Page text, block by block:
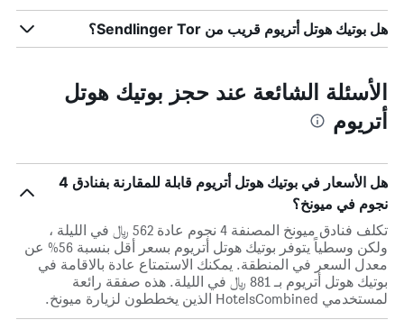
هل بوتيك هوتل أتريوم قريب من Sendlinger Tor؟
الأسئلة الشائعة عند حجز بوتيك هوتل
أتريوم
هل الأسعار في بوتيك هوتل أتريوم قابلة للمقارنة بفنادق 4
نجوم في ميونخ؟
تكلف فنادق ميونخ المصنفة 4 نجوم عادة 562 ﷼ في الليلة ،
ولكن وسطياً يتوفر بوتيك هوتل أتريوم بسعر أقل بنسبة 56% عن
معدل السعر في المنطقة. يمكنك الاستمتاع عادة بالاقامة في
بوتيك هوتل أتريوم بـ 881 ﷼ في الليلة. هذه صفقة رائعة
لمستخدمي HotelsCombined الذين يخططون لزيارة ميونخ.